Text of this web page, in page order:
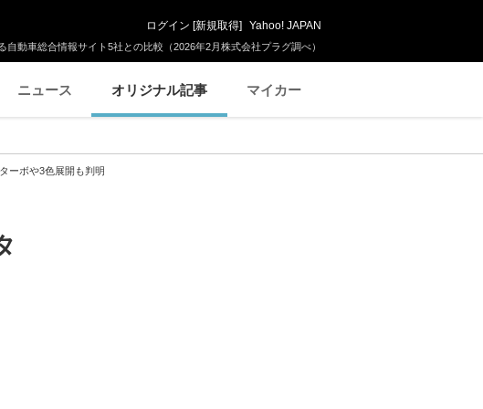
動車総合情報サイト5社との比較（2026年2月株式会社プラグ調べ）
ログイン [新規取得] Yahoo! JAPAN
ニュース オリジナル記事 マイカー
ーボや3色展開も判明